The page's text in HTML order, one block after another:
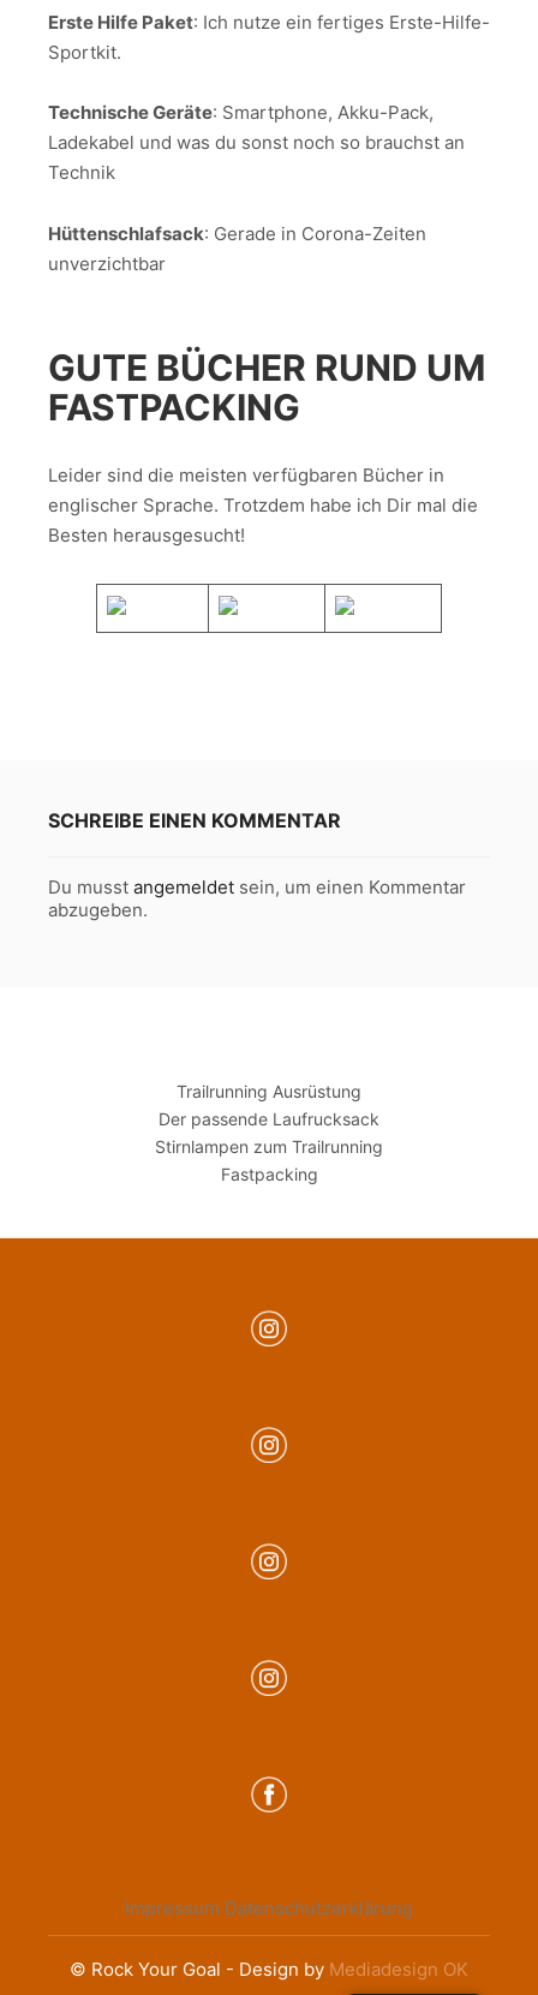
Erste Hilfe Paket: Ich nutze ein fertiges Erste-Hilfe-
Sportkit.
Technische Geräte: Smartphone, Akku-Pack,
Ladekabel und was du sonst noch so brauchst an
Technik
Hüttenschlafsack: Gerade in Corona-Zeiten
unverzichtbar
GUTE BÜCHER RUND UM
FASTPACKING
Leider sind die meisten verfügbaren Bücher in
englischer Sprache. Trotzdem habe ich Dir mal die
Besten herausgesucht!
SCHREIBE EINEN KOMMENTAR
Du musst angemeldet sein, um einen Kommentar
abzugeben.
Trailrunning Ausrüstung
Der passende Laufrucksack
Stirnlampen zum Trailrunning
Fastpacking
Impressum Datenschutzerklärung
© Rock Your Goal - Design by Mediadesign OK